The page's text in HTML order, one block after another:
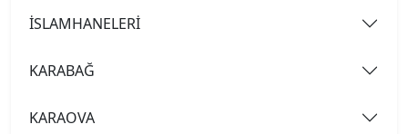
İSLAMHANELERİ
KARABAĞ
KARAOVA